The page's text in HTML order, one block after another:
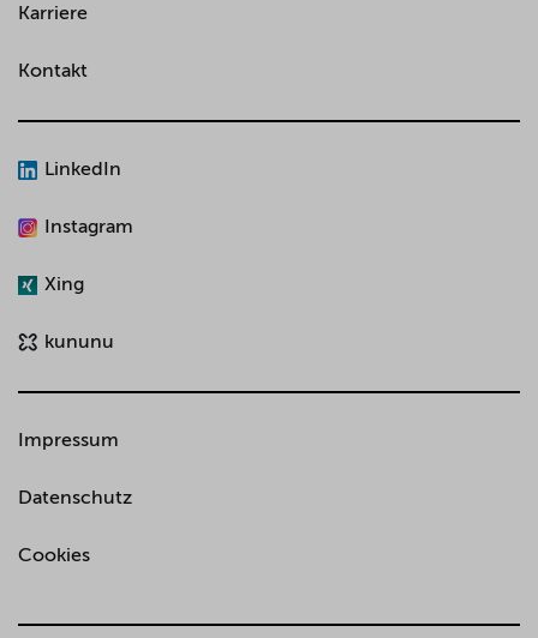
Karriere
Kontakt
LinkedIn
Instagram
Xing
kununu
Impressum
Datenschutz
Cookies